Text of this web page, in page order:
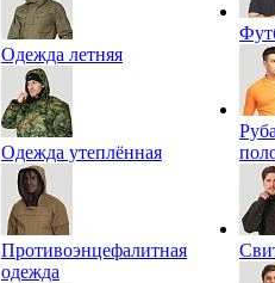
Одежда летняя
Одежда утеплённая
Противоэнцефалитная
одежда